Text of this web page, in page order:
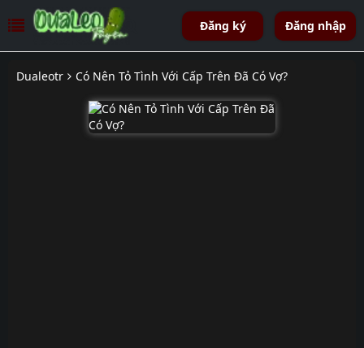
Đăng ký Đăng nhập
Dualeotr Có Nên Tỏ Tình Với Cấp Trên Đã Có Vợ?